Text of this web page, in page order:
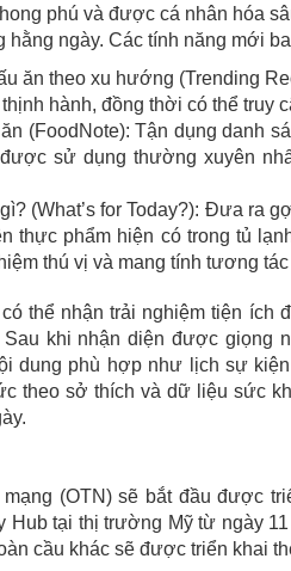
phú và được cá nhân hóa
hằng ngày. Các tính năng mới
ăn theo xu hướng (Trending
hành, đồng thời có thể truy
(FoodNote): Tận dụng danh
sử dụng thường xuyên
(What’s for Today?): Đưa ra
thực phẩm hiện có trong tủ
thú vị và mang tính tương
thể nhận trải nghiệm tiện ích
Sau khi nhận diện được giọng
dung phù hợp như lịch sự
theo sở thích và dữ liệu sức
(OTN) sẽ bắt đầu được
Hub tại thị trường Mỹ từ ngày
cầu khác sẽ được triển khai